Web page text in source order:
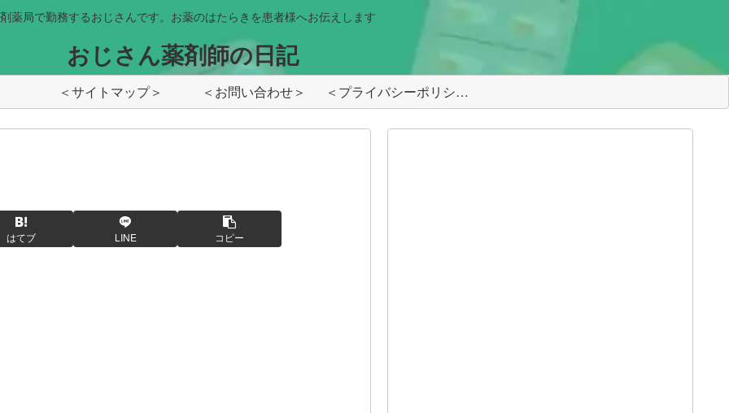
薬局で勤務するおじさんです。お薬のはたらきを患者様へお伝えします
おじさん薬剤師の日記
＜サイトマップ＞ ＜お問い合わせ＞ ＜プライバシーポリシー＞
はてブ LINE コピー